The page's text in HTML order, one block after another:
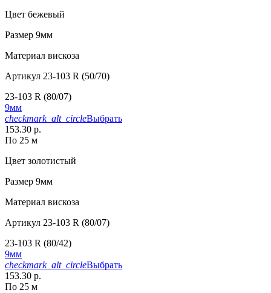
Цвет бежевый
Размер 9мм
Материал вискоза
Артикул 23-103 R (50/70)
23-103 R (80/07)
9мм
checkmark_alt_circleВыбрать
153.30 р.
По 25 м
Цвет золотистый
Размер 9мм
Материал вискоза
Артикул 23-103 R (80/07)
23-103 R (80/42)
9мм
checkmark_alt_circleВыбрать
153.30 р.
По 25 м